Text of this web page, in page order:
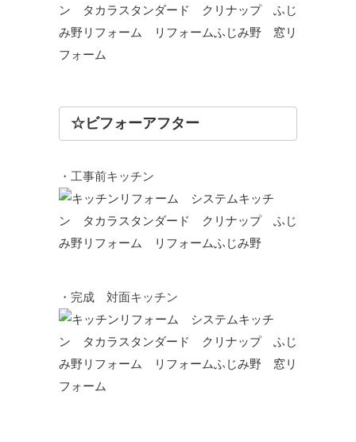
☆ビフォーアフター
・工事前キッチン
・完成 対面キッチン